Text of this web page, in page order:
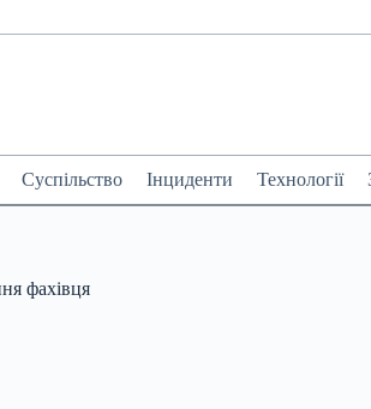
Суспільство Інциденти Технології
фахівця